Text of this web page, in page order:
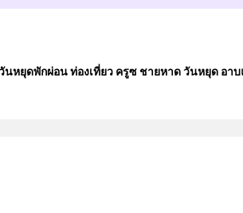
หยุดพักผ่อน ท่องเที่ยว ครูซ ชายหาด วันหยุด อา